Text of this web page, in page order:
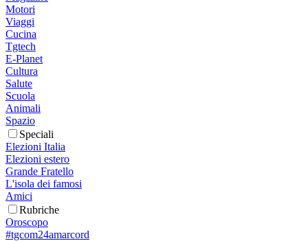
Motori
Viaggi
Cucina
Tgtech
E-Planet
Cultura
Salute
Scuola
Animali
Spazio
Speciali
Elezioni Italia
Elezioni estero
Grande Fratello
L'isola dei famosi
Amici
Rubriche
Oroscopo
#tgcom24amarcord